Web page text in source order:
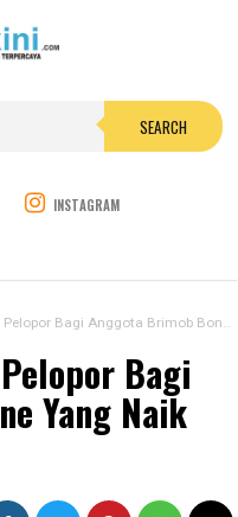
SEARCH
INSTAGRAM
Bagi Anggota Brimob Bone Yang Naik Pangkat
Bagi
Yang Naik